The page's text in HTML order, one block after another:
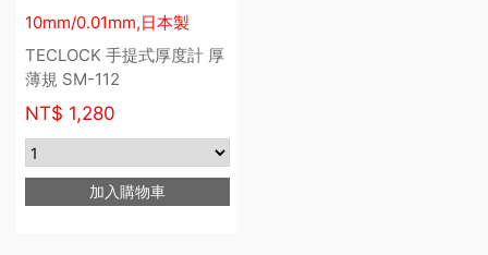
10mm/0.01mm,日本製
TECLOCK 手提式厚度計 厚
薄規 SM-112
NT$ 1,280
加入購物車